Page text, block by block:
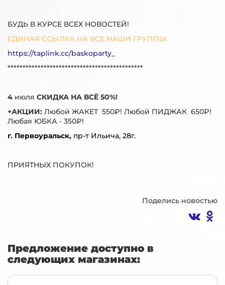
БУДЬ В КУРСЕ ВСЕХ НОВОСТЕЙ!
ЕДИНАЯ ССЫЛКА НА ВСЕ НАШИ ГРУППЫ
https://taplink.cc/baskoparty_
*********************************************
4 июля СКИДКА НА ВСЁ 50%!
+АКЦИИ: Любой ЖАКЕТ 550₽! Любой ПИДЖАК 650₽!
Любая ЮБКА - 350₽!
г. Первоуральск, пр-т Ильича, 28г.
ПРИЯТНЫХ ПОКУПОК!
Поделись новостью
Предложение доступно в
следующих магазинах: